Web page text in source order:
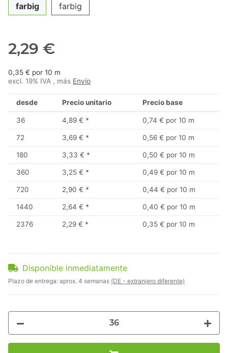
farbig
farbig
2,29 €
0,35 € por 10 m
excl. 19% IVA , más Envío
desde Precio unitario Precio base
36 4,89 € * 0,74 € por 10 m
72 3,69 € * 0,56 € por 10 m
180 3,33 € * 0,50 € por 10 m
360 3,25 € * 0,49 € por 10 m
720 2,90 € * 0,44 € por 10 m
1440 2,64 € * 0,40 € por 10 m
2376 2,29 € * 0,35 € por 10 m
Disponible inmediatamente
Plazo de entrega: aprox. 4 semanas (DE - extranjero diferente)